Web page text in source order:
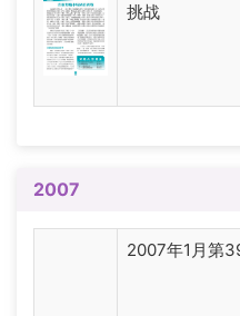
挑战
2007
2007年1月第